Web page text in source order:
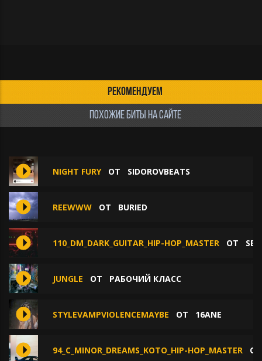
РЕКОМЕНДУЕМ
ПОХОЖИЕ БИТЫ НА САЙТЕ
NIGHT FURY ОТ SIDOROVBEATS
REEWWW ОТ BURIED
110_DM_DARK_GUITAR_HIP-HOP_MASTER ОТ
JUNGLE ОТ РАБОЧИЙ КЛАСС
STYLEVAMPVIOLENCEMAYBE ОТ 16ANE
94_C_MINOR_DREAMS_KOTO_HIP-HOP_MASTER